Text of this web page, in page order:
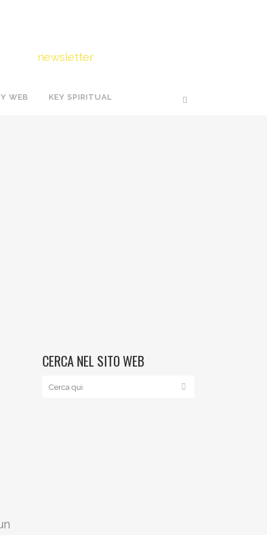
newsletter
WEB KEY SPIRITUAL
CERCA NEL SITO WEB